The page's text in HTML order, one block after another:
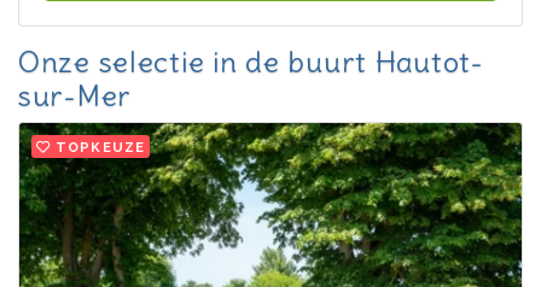
Onze selectie in de buurt Hautot-
sur-Mer
TOPKEUZE